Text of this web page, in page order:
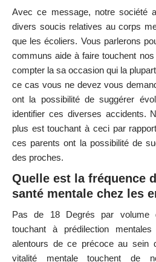
Avec ce message, notre société
divers soucis relatives au corps
que les écoliers. Vous parlerons
communs aide à faire touchent nos
compter la sa occasion qui la
ce cas vous ne devez vous
ont la possibilité de suggérer
identifier ces diverses accidents.
plus est touchant à ceci par
ces parents ont la possibilité de
des proches.
Quelle est la fréquence
santé mentale chez les
Pas de 18 Degrés par volume
touchant à prédilection
alentours de ce précoce au sein
vitalité mentale touchent de